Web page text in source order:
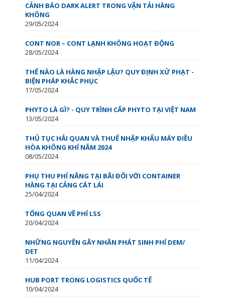
CẢNH BÁO DARK ALERT TRONG VẬN TẢI HÀNG
KHÔNG
29/05/2024
CONT NOR – CONT LẠNH KHÔNG HOẠT ĐỘNG
28/05/2024
THẾ NÀO LÀ HÀNG NHẬP LẬU? QUY ĐỊNH XỬ PHẠT -
BIỆN PHÁP KHẮC PHỤC
17/05/2024
PHYTO LÀ GÌ? - QUY TRÌNH CẤP PHYTO TẠI VIỆT NAM
13/05/2024
THỦ TỤC HẢI QUAN VÀ THUẾ NHẬP KHẨU MÁY ĐIỀU
HÒA KHÔNG KHÍ NĂM 2024
08/05/2024
PHỤ THU PHÍ NÂNG TẠI BÃI ĐỐI VỚI CONTAINER
HÀNG TẠI CẢNG CÁT LÁI
25/04/2024
TỔNG QUAN VỀ PHÍ LSS
20/04/2024
NHỮNG NGUYÊN GÂY NHÂN PHÁT SINH PHÍ DEM/
DET
11/04/2024
HUB PORT TRONG LOGISTICS QUỐC TẾ
10/04/2024